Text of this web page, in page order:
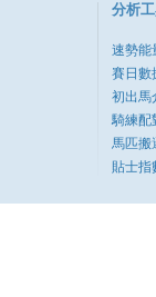
分析
速勢能
賽日數
初出馬
騎練配
馬匹搬
貼士指